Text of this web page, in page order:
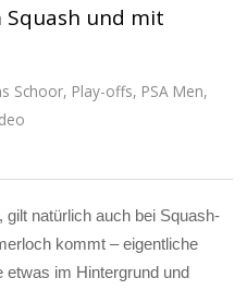
und mit
Schoor, Play-offs, PSA Men,
gilt natürlich auch bei Squash-
kommt – eigentliche
im Hintergrund und